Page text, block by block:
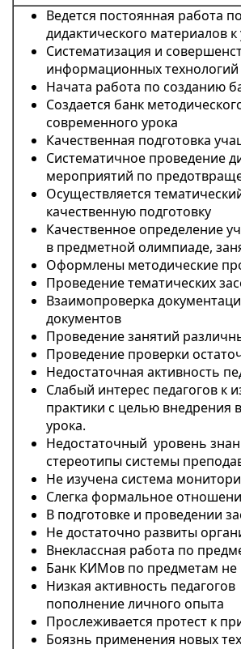
Ведется постоянная работа
дидактического материалов
Систематизация и
информационных технологий
Начата работа по созданию
Создается банк
современного урока
Качественная подготовка
Систематичное проведение
мероприятий по
Осуществляется
качественную подготовку
Качественное определение
в предметной олимпиаде,
Оформлены методические
Проведение тематических
Взаимопроверка
документов
Проведение занятий
Проведение проверки
Недостаточная активность
Слабый интерес педагогов к
практики с целью внедрения
урока.
Недостаточный уровень
стереотипы системы
Не изучена система
Слегка формальное
В подготовке и проведении
Не достаточно развиты
Внеклассная работа по
Банк КИМов по предметам не
Низкая активность
пополнение личного опыта
Прослеживается протест к
Боязнь применения новых